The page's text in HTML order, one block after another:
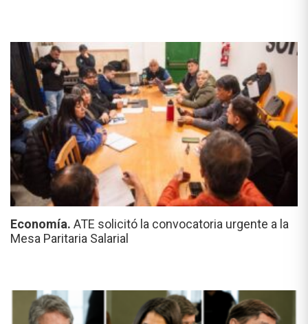
Economía. ATE solicitó la convocatoria urgente a la
Mesa Paritaria Salarial